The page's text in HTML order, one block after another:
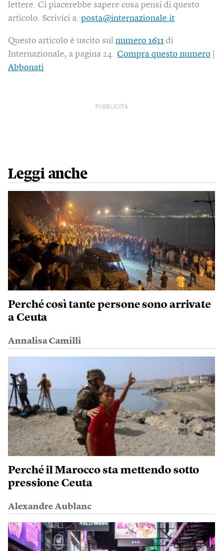
lettere. Ci piacerebbe sapere cosa pensi di questo
articolo. Scrivici a: posta@internazionale.it
Questo articolo è uscito sul numero 1611 di
Internazionale, a pagina 24. Compra questo numero
Abbonati
PUBBLICITÀ
Leggi anche
Perché così tante persone sono arrivate
a Ceuta
Annalisa Camilli
Perché il Marocco sta mettendo sotto
pressione Ceuta
Alexandre Aublanc